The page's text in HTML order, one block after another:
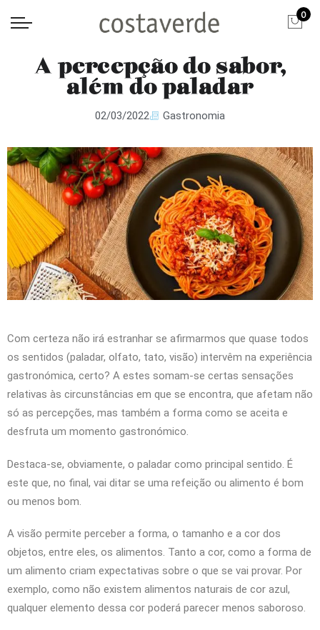
0
A percepção do sabor,
além do paladar
02/03/2022 Gastronomia
Com certeza não irá estranhar se afirmarmos que quase todos
os sentidos (paladar, olfato, tato, visão) intervêm na experiência
gastronómica, certo? A estes somam-se certas sensações
relativas às circunstâncias em que se encontra, que afetam não
só as percepções, mas também a forma como se aceita e
desfruta um momento gastronómico.
Destaca-se, obviamente, o paladar como principal sentido. É
este que, no final, vai ditar se uma refeição ou alimento é bom
ou menos bom.
A visão permite perceber a forma, o tamanho e a cor dos
objetos, entre eles, os alimentos. Tanto a cor, como a forma de
um alimento criam expectativas sobre o que se vai provar. Por
exemplo, como não existem alimentos naturais de cor azul,
qualquer elemento dessa cor poderá parecer menos saboroso.